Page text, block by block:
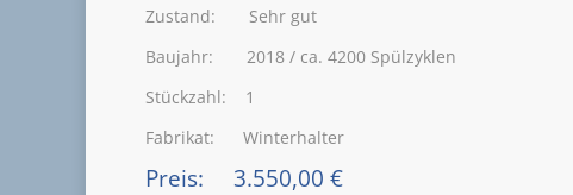
Zustand: Sehr gut
Baujahr: 2018 / ca. 4200 Spülzyklen
Stückzahl: 1
Fabrikat: Winterhalter
Preis: 3.550,00 €